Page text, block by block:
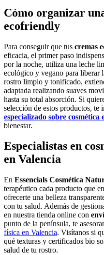
Cómo organizar
ecofriendly
Para conseguir que tus cremas
eficacia, el primer paso
por la noche, utiliza una leche
ecológico y vegano para liberar
rostro limpio y tonificado,
adaptada realizando suaves
hasta su total absorción. Si
selección de estos productos, te
especializado sobre cosmética
bienestar.
Especialistas en
en Valencia
En Essencials Cosmética
terapéutico cada producto que
ofrecerte una belleza
con tu salud. Además de
en nuestra tienda online con
punto de la península, te
física en Valencia. Visítanos si
qué texturas y certificados bio
salud de tu rostro.